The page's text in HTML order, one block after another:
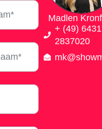
Madlen
+ (49) 6431
2837020